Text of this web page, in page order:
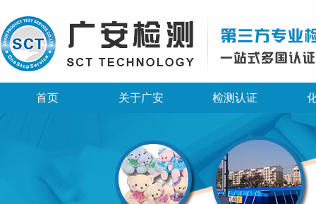
首页 关于广安 检测认证